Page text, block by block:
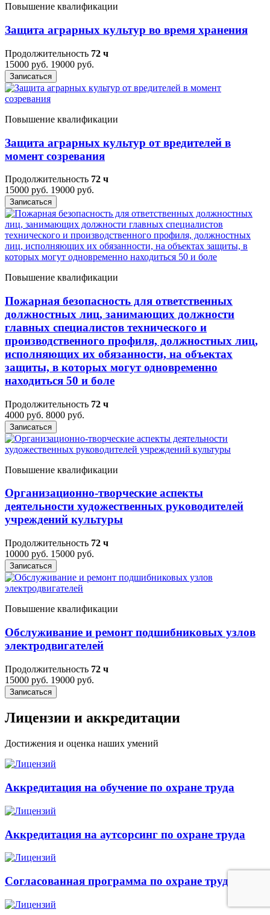
Повышение квалификации
Защита аграрных культур во время хранения
Продолжительность 72 ч
15000 руб. 19000 руб.
Записаться
Повышение квалификации
Защита аграрных культур от вредителей в
момент созревания
Продолжительность 72 ч
15000 руб. 19000 руб.
Записаться
Повышение квалификации
Пожарная безопасность для ответственных
должностных лиц, занимающих должности
главных специалистов технического и
производственного профиля, должностных лиц,
исполняющих их обязанности, на объектах
защиты, в которых могут одновременно
находиться 50 и боле
Продолжительность 72 ч
4000 руб. 8000 руб.
Записаться
Повышение квалификации
Организационно-творческие аспекты
деятельности художественных руководителей
учреждений культуры
Продолжительность 72 ч
10000 руб. 15000 руб.
Записаться
Повышение квалификации
Обслуживание и ремонт подшибниковых узлов
электродвигателей
Продолжительность 72 ч
15000 руб. 19000 руб.
Записаться
Лицензии и аккредитации
Достижения и оценка наших умений
Аккредитация на обучение по охране труда
Аккредитация на аутсорсинг по охране труда
Согласованная программа по охране труда